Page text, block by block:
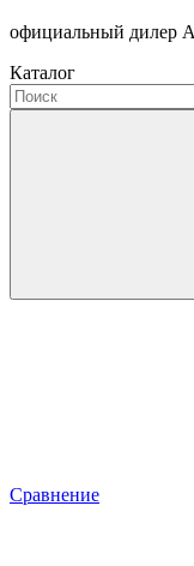
официальный дилер
Каталог
Сравнение